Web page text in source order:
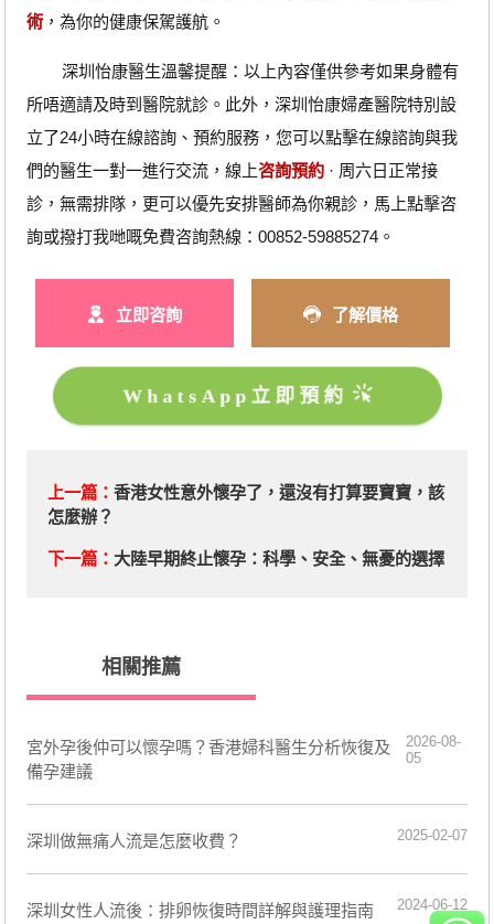
術，為你的健康保駕護航。
深圳怡康醫生溫馨提醒：以上內容僅供參考如果身體有
所唔適請及時到醫院就診。此外，深圳怡康婦產醫院特別設
立了24小時在線諮詢、預約服務，您可以點擊在線諮詢與我
們的醫生一對一進行交流，線上咨詢預約· ‎周六日正常接
診，無需排隊，更可以優先安排醫師為你親診，馬上點擊咨
詢或撥打我哋嘅免費咨詢熱線：00852-59885274。
立即咨詢 了解價格
WhatsApp立即預約
上一篇： 香港女性意外懷孕了，還沒有打算要寶寶，該
怎麼辦？
下一篇： ​大陸早期終止懷孕：科學、安全、無憂的選擇
相關推薦
宮外孕後仲可以懷孕嗎？香港婦科醫生分析恢復及
備孕建議
2026-08-
05
深圳做無痛人流是怎麼收費？ 2025-02-07
​深圳女性人流後：排卵恢復時間詳解與護理指南 2024-06-12